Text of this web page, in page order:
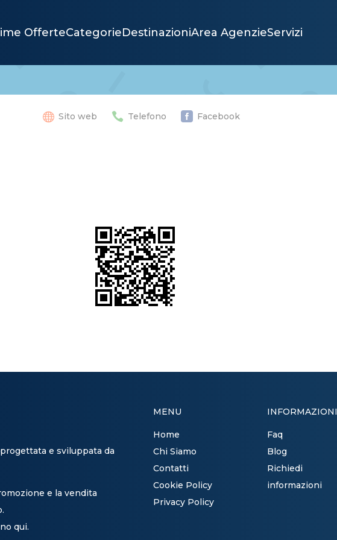
OfferteCategorieDestinazioniArea AgenzieServizi
 Sito web  Telefono  Facebook
e sviluppata da
e la vendita
qui.
MENU
Home
Chi Siamo
Contatti
Cookie Policy
Privacy Policy
INFORMAZIONI
Faq
Blog
Richiedi
informazioni